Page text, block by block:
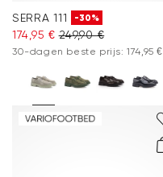
SERRA 111 -30%
174,95 € 249,90 €
30-dagen beste prijs: 174,95 €